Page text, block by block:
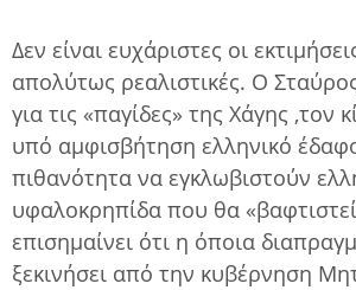
Δεν είναι ευχάριστες οι
απολύτως ρεαλιστικές. Ο
για τις «παγίδες» της Χάγης ,τον
υπό αμφισβήτηση ελληνικό
πιθανότητα να εγκλωβιστούν
υφαλοκρηπίδα που θα
επισημαίνει ότι η όποια
ξεκινήσει από την κυβέρνηση